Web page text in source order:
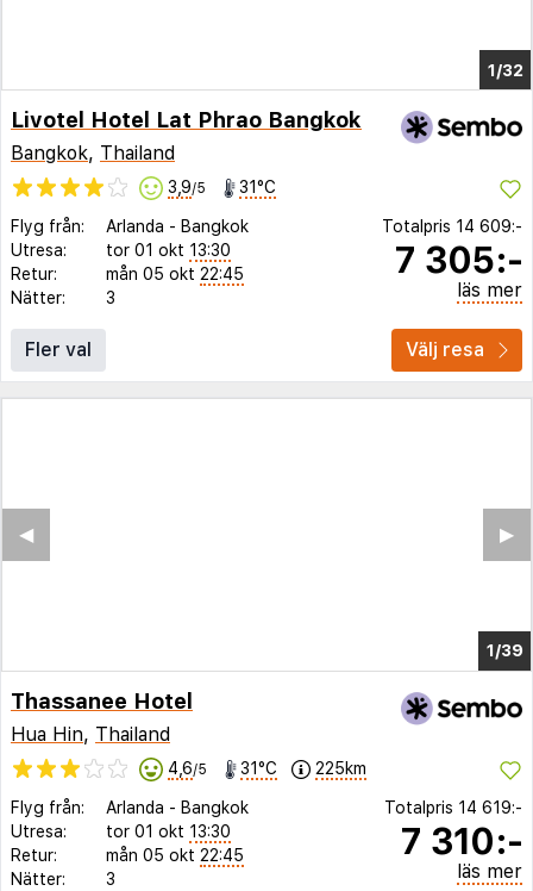
1/27
Livotel Hotel Lat Phrao Bangkok
Bangkok, Thailand
3,9/5 31°C
Flyg från: Arlanda - Bangkok
Utresa:
tor 01 okt 13:30
Retur:
mån 05 okt 22:45
Nätter:
3
Totalpris 14 609:-
7 305:-
läs mer
Fler val Välj resa
1/35
▶︎
◀︎
Thassanee Hotel
Hua Hin, Thailand
4,6/5 31°C 225km
Flyg från: Arlanda - Bangkok
Utresa:
tor 01 okt 13:30
Retur:
mån 05 okt 22:45
Nätter:
3
Totalpris 14 619:-
7 310:-
läs mer